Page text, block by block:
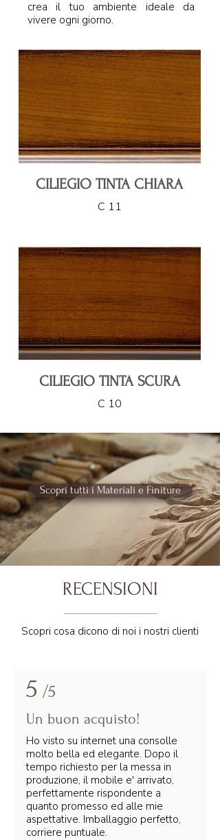
crea il tuo ambiente ideale da
vivere ogni giorno.
CILIEGIO TINTA CHIARA
C 11
CILIEGIO TINTA SCURA
C 10
Scopri tutti i Materiali e Finiture
RECENSIONI
Scopri cosa dicono di noi i nostri clienti
5 /5
Un buon acquisto!
Ho visto su internet una consolle
molto bella ed elegante. Dopo il
tempo richiesto per la messa in
produzione, il mobile e' arrivato,
perfettamente rispondente a
quanto promesso ed alle mie
aspettative. Imballaggio perfetto,
corriere puntuale.